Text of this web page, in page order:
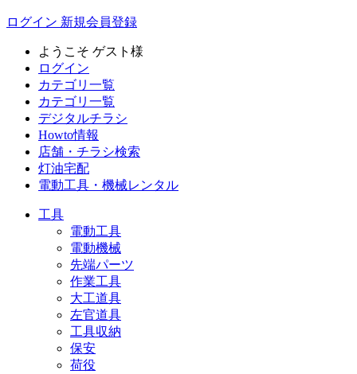
ログイン 新規会員登録
ようこそ ゲスト様
ログイン
カテゴリ一覧
カテゴリ一覧
デジタルチラシ
Howto情報
店舗・チラシ検索
灯油宅配
電動工具・機械レンタル
工具
電動工具
電動機械
先端パーツ
作業工具
大工道具
左官道具
工具収納
保安
荷役